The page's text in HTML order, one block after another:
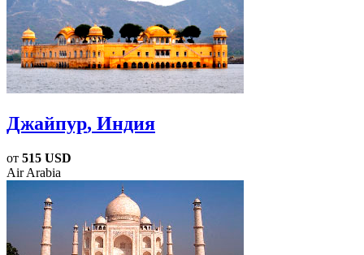
Джайпур, Индия
от 515 USD
Air Arabia